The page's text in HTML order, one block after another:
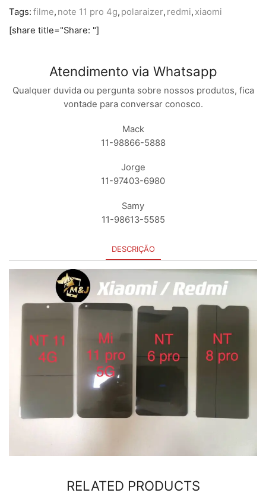
Tags: filme, note 11 pro 4g, polaraizer, redmi, xiaomi
[share title="Share: "]
Atendimento via Whatsapp
Qualquer duvida ou pergunta sobre nossos produtos, fica
vontade para conversar conosco.
Mack
11-98866-5888
Jorge
11-97403-6980
Samy
11-98613-5585
DESCRIÇÃO
RELATED PRODUCTS